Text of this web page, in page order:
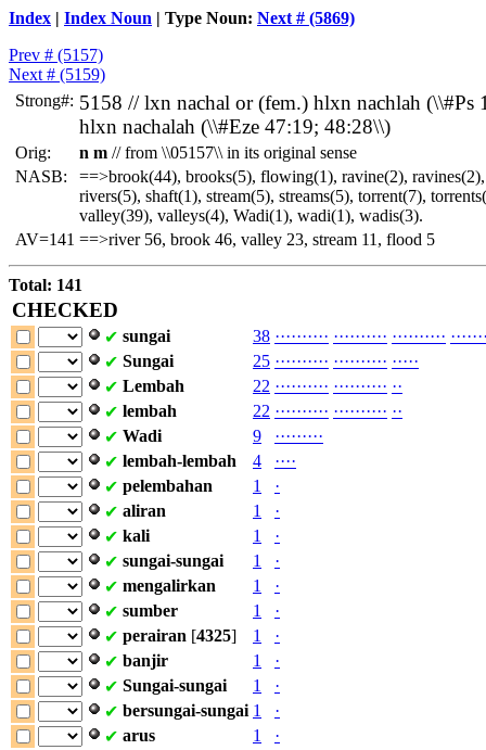
Index | Index Noun | Type Noun: Next # (5869)
Prev # (5157)
Next # (5159)
Strong#: 5158 //lxn nachal or (fem.) hlxn nachlah (\\#Ps
hlxn nachalah (\\#Eze 47:19; 48:28\\)
Orig: n m // from \\05157\\ in its original sense
NASB:
==>brook(44), brooks(5), flowing(1), ravine(2),
rivers(5), shaft(1), stream(5), streams(5), torrent(7),
valley(39), valleys(4), Wadi(1), wadi(1), wadis(3).
AV=141 ==>river 56, brook 46, valley 23, stream 11, flood 5
Total: 141
CHECKED
✔ sungai 38 ·········· ·········· ·········· ······
✔ Sungai 25 ·········· ·········· ·····
✔ Lembah 22 ·········· ·········· ··
✔ lembah 22 ·········· ·········· ··
✔ Wadi 9 ·········
✔ lembah-lembah 4 ····
✔ pelembahan 1
·
✔ aliran 1
·
✔ kali 1
·
✔ sungai-sungai 1
·
✔ mengalirkan 1
·
✔ sumber 1
·
✔ perairan [4325] 1
·
✔ banjir 1
·
✔ Sungai-sungai 1
·
✔ bersungai-sungai 1
·
✔ arus 1
·